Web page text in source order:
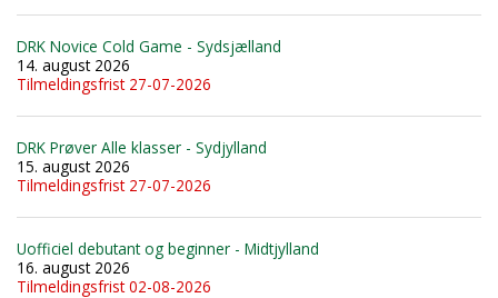
DRK Novice Cold Game - Sydsjælland
14. august 2026
Tilmeldingsfrist 27-07-2026
DRK Prøver Alle klasser - Sydjylland
15. august 2026
Tilmeldingsfrist 27-07-2026
Uofficiel debutant og beginner - Midtjylland
16. august 2026
Tilmeldingsfrist 02-08-2026